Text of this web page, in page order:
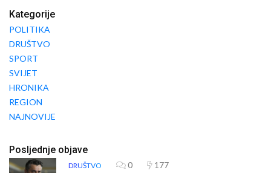
Kategorije
POLITIKA
DRUŠTVO
SPORT
SVIJET
HRONIKA
REGION
NAJNOVIJE
Posljednje objave
DRUŠTVO 0 177